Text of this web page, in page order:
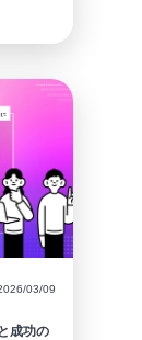
03/09
成功の